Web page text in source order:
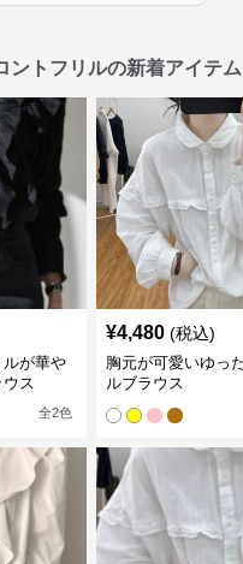
ントフリルの新着アイテム
が華や
ス
全2色
¥4,480 (税込)
胸元が可愛いゆっ
ルブラウス